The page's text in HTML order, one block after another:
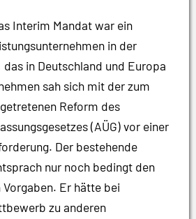
Interim Mandat war ein
in der
in Deutschland und Europa
sah sich mit der zum
Reform des
(AÜG) vor einer
Der bestehende
nur noch bedingt den
Er hätte bei
zu anderen